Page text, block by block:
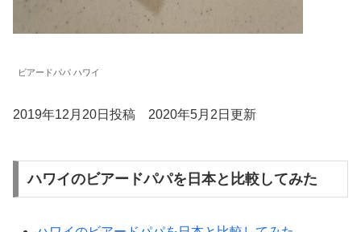
ビアードパパ ハワイ
2019年12月20日投稿 2020年5月2日更新
ハワイのビアードパパを日本と比較してみた